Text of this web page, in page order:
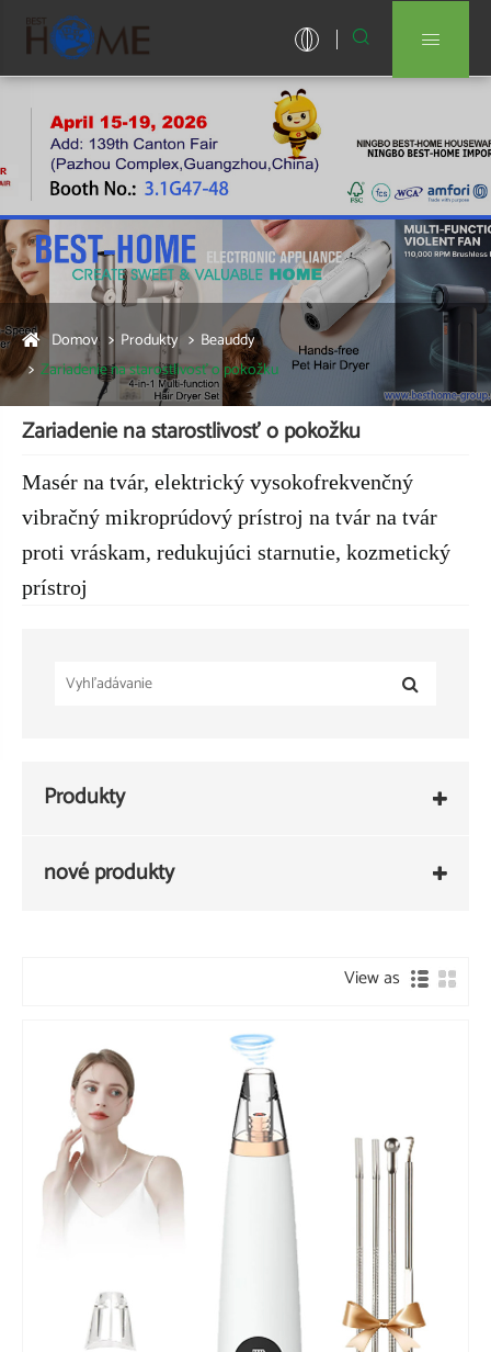
 
Domov Produkty
Beauddy
Zariadenie na starostlivosť o pokožku
Zariadenie na starostlivosť o pokožku
Masér na tvár, elektrický vysokofrekvenčný
vibračný mikroprúdový prístroj na tvár na tvár
proti vráskam, redukujúci starnutie, kozmetický
prístroj
Produkty
nové produkty
View as